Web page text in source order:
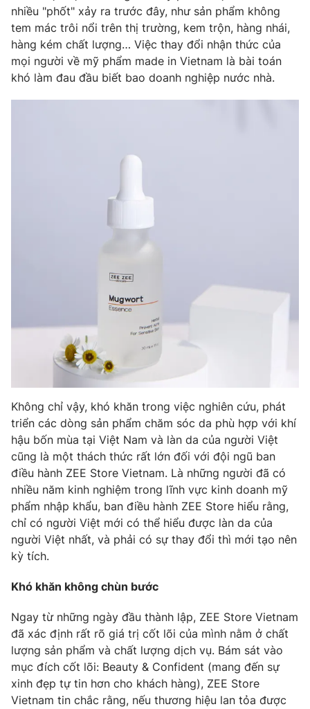
VTV Money VTV Thể thao
VTV Sức khoẻ Bất động sản
VTV8
Theo dõi báo trên
Cơ quan báo chí: Thời báo VTV
Giấy phép hoạt động báo in và báo điện tử số 483/GP-BTTTT
cấp ngày 29/12/2023
Tổng Biên tập:
Phó Tổng Biên tập: Nguyễn Thị Mỹ Hạnh, Phạm Quốc Thắng,
Nguyễn Trọng Ninh
Tổng đài VTV: 024.38 355 931 - 024.38 355 932
Ðiện thoại Thời báo VTV:024.66 897 897
Email:toasoan@vtv.vn
nhiều "phốt" xảy ra trước đây, như sản phẩm không
tem mác trôi nổi trên thị trường, kem trộn, hàng nhái,
hàng kém chất lượng… Việc thay đổi nhận thức của
mọi người về mỹ phẩm made in Vietnam là bài toán
khó làm đau đầu biết bao doanh nghiệp nước nhà.
Không chỉ vậy, khó khăn trong việc nghiên cứu, phát
triển các dòng sản phẩm chăm sóc da phù hợp với khí
hậu bốn mùa tại Việt Nam và làn da của người Việt
cũng là một thách thức rất lớn đối với đội ngũ ban
điều hành ZEE Store Vietnam. Là những người đã có
nhiều năm kinh nghiệm trong lĩnh vực kinh doanh mỹ
phẩm nhập khẩu, ban điều hành ZEE Store hiểu rằng,
chỉ có người Việt mới có thể hiểu được làn da của
người Việt nhất, và phải có sự thay đổi thì mới tạo nên
kỳ tích.
Khó khăn không chùn bước
Ngay từ những ngày đầu thành lập, ZEE Store Vietnam
đã xác định rất rõ giá trị cốt lõi của mình nằm ở chất
lượng sản phẩm và chất lượng dịch vụ. Bám sát vào
mục đích cốt lõi: Beauty & Confident (mang đến sự
xinh đẹp tự tin hơn cho khách hàng), ZEE Store
Vietnam tin chắc rằng, nếu thương hiệu lan tỏa được